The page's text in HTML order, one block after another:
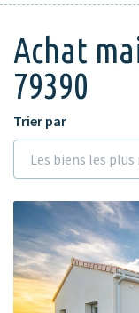
Achat
79390
Trier par
Les biens les